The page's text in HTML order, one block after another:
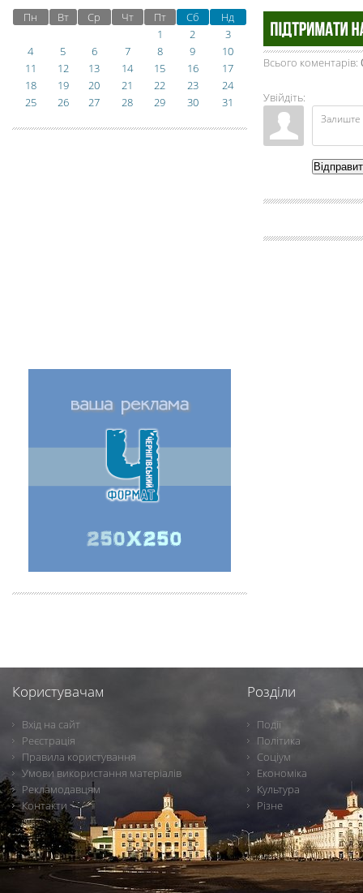
Всього коментарів:
Увійдіть:
Пн Вт Ср Чт Пт Сб
Нд
1
2
3
4
5 6 7 8 9
10
11
12 13 14 15 16
17
18
19 20 21 22 23
24
25
26 27 28 29 30 31
Користувачам
Вхід на сайт
Реєстрація
Правила користування
Умови використання матеріалів
Рекламодавцям
Контакти
Розділи
Події
Політика
Соціум
Економіка
Культура
Різне